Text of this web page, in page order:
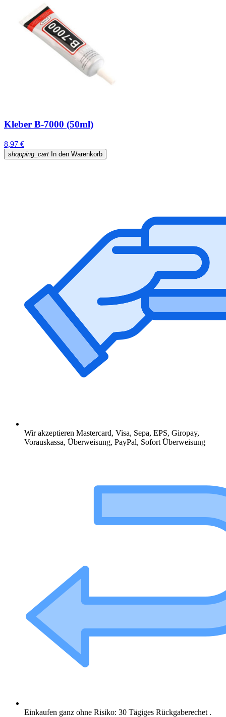
Kleber B-7000 (50ml)
8,97 €
shopping_cart In den Warenkorb
Wir akzeptieren Mastercard, Visa, Sepa, EPS, Giropay,
Vorauskassa, Überweisung, PayPal, Sofort Überweisung
Einkaufen ganz ohne Risiko: 30 Tägiges Rückgaberechet .